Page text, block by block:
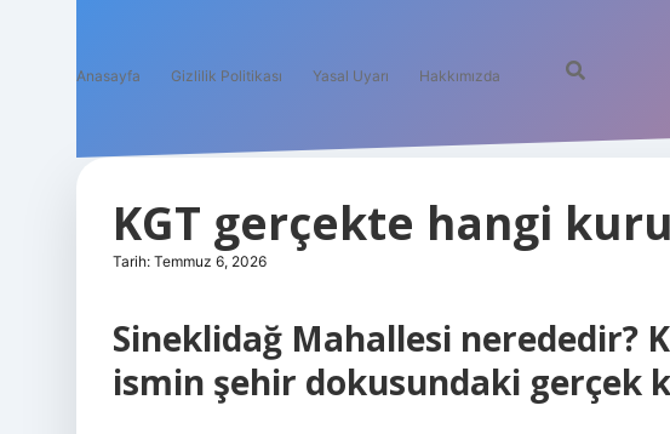
Anasayfa Gizlilik Politikası Yasal Uyarı Hakkımızda
KGT gerçekte hangi
Tarih: Temmuz 6, 2026
Sineklidağ Mahallesi nerededir?
ismin şehir dokusundaki gerçek